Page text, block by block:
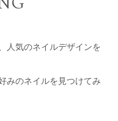
人気のネイルデザインを
みのネイルを見つけてみ